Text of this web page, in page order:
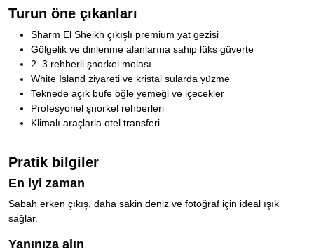
Turun öne çıkanları
Sharm El Sheikh çıkışlı premium yat gezisi
Gölgelik ve dinlenme alanlarına sahip lüks güverte
2–3 rehberli şnorkel molası
White Island ziyareti ve kristal sularda yüzme
Teknede açık büfe öğle yemeği ve içecekler
Profesyonel şnorkel rehberleri
Klimalı araçlarla otel transferi
Pratik bilgiler
En iyi zaman
Sabah erken çıkış, daha sakin deniz ve fotoğraf için ideal ışık
sağlar.
Yanınıza alın